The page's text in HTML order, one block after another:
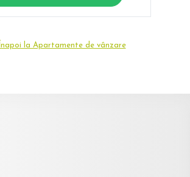
Înapoi la Apartamente de vânzare